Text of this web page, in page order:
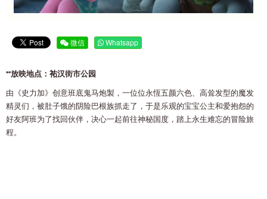
微信 Whatsapp
**放映地点：𧙗汉街市公园
由《史力加》创意班底鬼马炮製，一位位永恆五颜六色、高耸发型的魔发
精灵们，被肚子饿的阴险巴根族抓走了，于是乐观的宝宝公主和爱抱怨的
好友阿班为了找回伙伴，决心一起前往神秘国度，踏上永生难忘的冒险旅
程。